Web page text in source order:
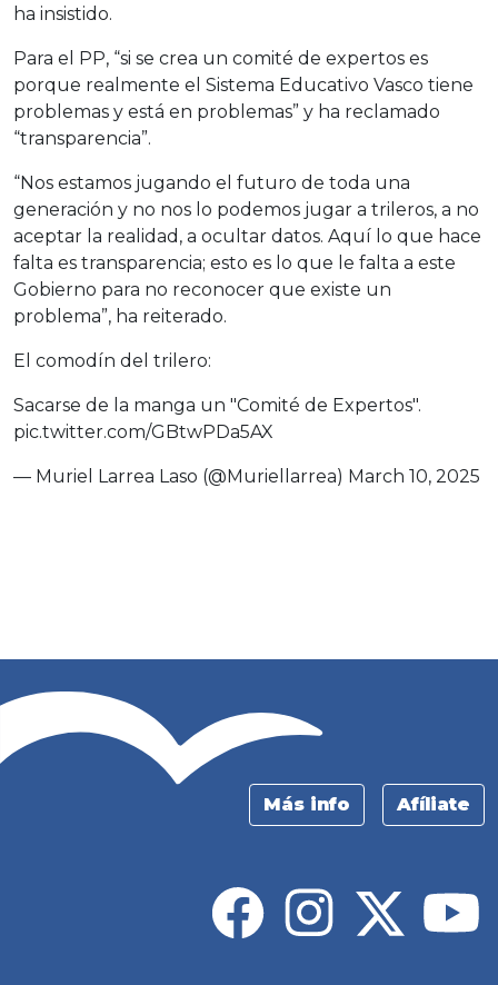
ha insistido.
Para el PP, “si se crea un comité de expertos es
porque realmente el Sistema Educativo Vasco tiene
problemas y está en problemas” y ha reclamado
“transparencia”.
“Nos estamos jugando el futuro de toda una
generación y no nos lo podemos jugar a trileros, a no
aceptar la realidad, a ocultar datos. Aquí lo que hace
falta es transparencia; esto es lo que le falta a este
Gobierno para no reconocer que existe un
problema”, ha reiterado.
El comodín del trilero:
Sacarse de la manga un "Comité de Expertos".
pic.twitter.com/GBtwPDa5AX
— Muriel Larrea Laso (@Muriellarrea) March 10, 2025
Más info Afíliate